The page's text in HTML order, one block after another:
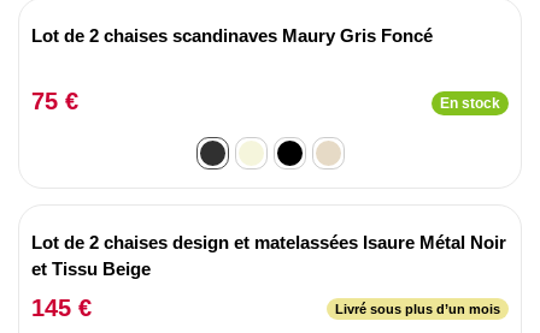
Lot de 2 chaises scandinaves Maury Gris Foncé
75 € En stock
Lot de 2 chaises design et matelassées Isaure Métal Noir
et Tissu Beige
145 € Livré sous plus d’un mois